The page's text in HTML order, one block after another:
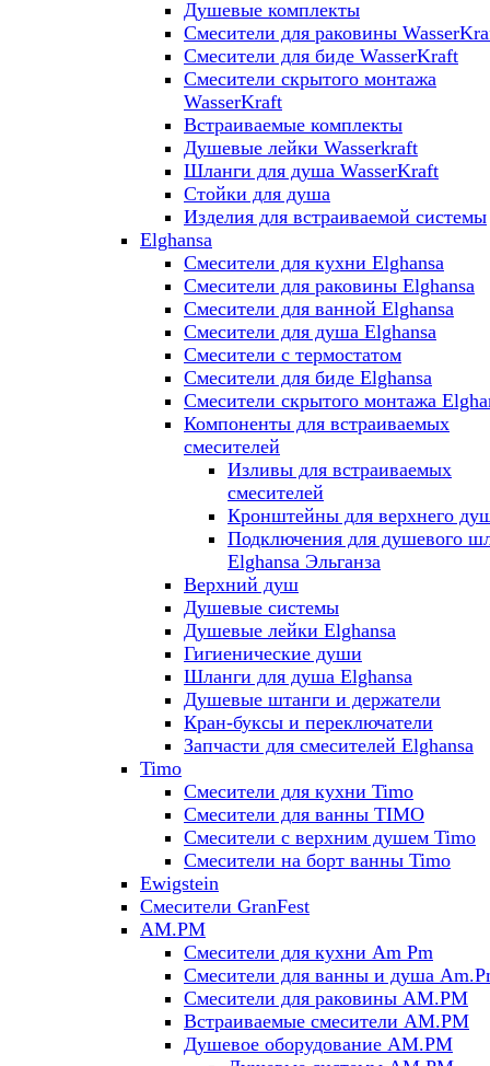
Душевые комплекты
Смесители для раковины
Смесители для биде WasserKraft
Смесители скрытого монтажа
WasserKraft
Встраиваемые комплекты
Душевые лейки Wasserkraft
Шланги для душа WasserKraft
Стойки для душа
Изделия для встраиваемой системы
Elghansa
Смесители для кухни Elghansa
Смесители для раковины Elghansa
Смесители для ванной Elghansa
Смесители для душа Elghansa
Смесители с термостатом
Смесители для биде Elghansa
Смесители скрытого монтажа
Компоненты для встраиваемых
смесителей
Изливы для встраиваемых
смесителей
Кронштейны для верхнего
Подключения для душевого
Elghansa Эльганза
Верхний душ
Душевые системы
Душевые лейки Elghansa
Гигиенические души
Шланги для душа Elghansa
Душевые штанги и держатели
Кран-буксы и переключатели
Запчасти для смесителей Elghansa
Timo
Смесители для кухни Timo
Смесители для ванны TIMO
Смесители с верхним душем Timo
Смесители на борт ванны Timo
Ewigstein
Смесители GranFest
AM.PM
Смесители для кухни Am Pm
Смесители для ванны и душа
Смесители для раковины AM.PM
Встраиваемые смесители AM.PM
Душевое оборудование AM.PM